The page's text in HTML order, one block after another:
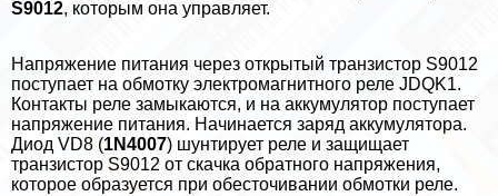
S9012, которым она управляет.
Напряжение питания через открытый транзистор S9012
поступает на обмотку электромагнитного реле JDQK1.
Контакты реле замыкаются, и на аккумулятор поступает
напряжение питания. Начинается заряд аккумулятора.
Диод VD8 (1N4007) шунтирует реле и защищает
транзистор S9012 от скачка обратного напряжения,
которое образуется при обесточивании обмотки реле.